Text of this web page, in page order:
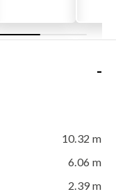
-
10.32 m
6.06 m
2.39 m